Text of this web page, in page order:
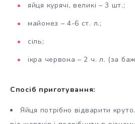
яйця курячі, великі – 3 шт.;
майонез – 4-6 ст. л.;
сіль;
ікра червона – 2 ч. л. (за
Спосіб приготування:
Яйця потрібно відварити